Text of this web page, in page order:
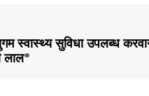
स्वास्थ्य सुविधा उपलब्ध
लाल*